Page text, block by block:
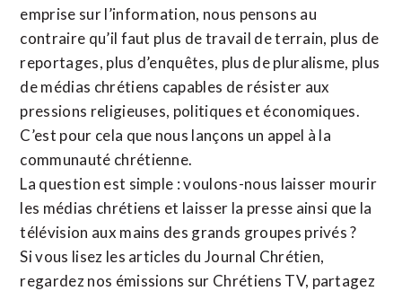
emprise sur l’information, nous pensons au
contraire qu’il faut plus de travail de terrain, plus de
reportages, plus d’enquêtes, plus de pluralisme, plus
de médias chrétiens capables de résister aux
pressions religieuses, politiques et économiques.
C’est pour cela que nous lançons un appel à la
communauté chrétienne.
La question est simple : voulons-nous laisser mourir
les médias chrétiens et laisser la presse ainsi que la
télévision aux mains des grands groupes privés ?
Si vous lisez les articles du Journal Chrétien,
regardez nos émissions sur Chrétiens TV, partagez